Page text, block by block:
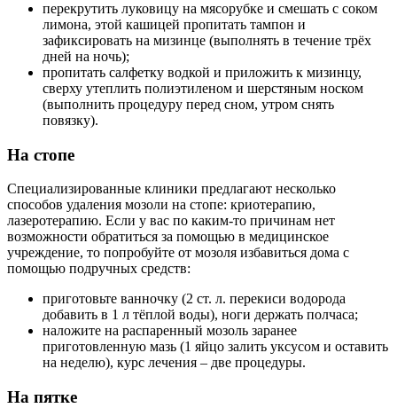
перекрутить луковицу на мясорубке и смешать с соком
лимона, этой кашицей пропитать тампон и
зафиксировать на мизинце (выполнять в течение трёх
дней на ночь);
пропитать салфетку водкой и приложить к мизинцу,
сверху утеплить полиэтиленом и шерстяным носком
(выполнить процедуру перед сном, утром снять
повязку).
На стопе
Специализированные клиники предлагают несколько
способов удаления мозоли на стопе: криотерапию,
лазеротерапию. Если у вас по каким-то причинам нет
возможности обратиться за помощью в медицинское
учреждение, то попробуйте от мозоля избавиться дома с
помощью подручных средств:
приготовьте ванночку (2 ст. л. перекиси водорода
добавить в 1 л тёплой воды), ноги держать полчаса;
наложите на распаренный мозоль заранее
приготовленную мазь (1 яйцо залить уксусом и оставить
на неделю), курс лечения – две процедуры.
На пятке